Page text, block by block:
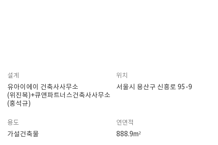
설계
유아이에이 건축사사무소
(위진복)+큐앤파트너스건축사사무소
(홍석규)
위치
서울시 용산구 신흥로 95-9
용도
가설건축물
연면적
888.9m²